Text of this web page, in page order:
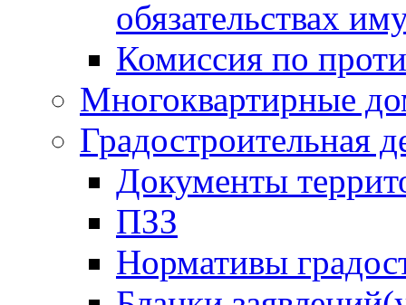
обязательствах
Комиссия по
Многоквартирные
Градостроительная
Документы
ПЗЗ
Нормативы